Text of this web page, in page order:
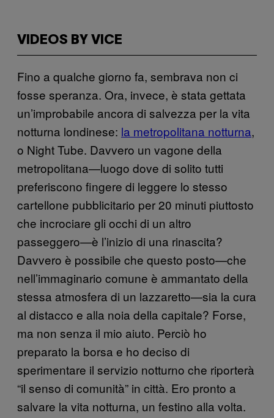
VIDEOS BY VICE
Fino a qualche giorno fa, sembrava non ci
fosse speranza. Ora, invece, è stata gettata
un’improbabile ancora di salvezza per la vita
notturna londinese: la metropolitana notturna,
o Night Tube. Davvero un vagone della
metropolitana—luogo dove di solito tutti
preferiscono fingere di leggere lo stesso
cartellone pubblicitario per 20 minuti piuttosto
che incrociare gli occhi di un altro
passeggero—è l’inizio di una rinascita?
Davvero è possibile che questo posto—che
nell’immaginario comune è ammantato della
stessa atmosfera di un lazzaretto—sia la cura
al distacco e alla noia della capitale? Forse,
ma non senza il mio aiuto. Perciò ho
preparato la borsa e ho deciso di
sperimentare il servizio notturno che riporterà
“il senso di comunità” in città. Ero pronto a
salvare la vita notturna, un festino alla volta.